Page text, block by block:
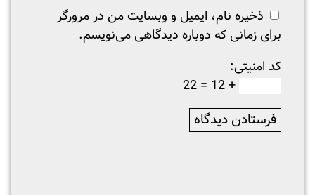
ذخیره نام، ایمیل و وبسایت من در مرورگر
برای زمانی که دوباره دیدگاهی می‌نویسم.
کد امنیتی:
+ 12 = 22